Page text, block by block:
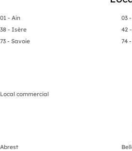
01 - Ain 03
38 - Isère
42
73 - Savoie
74
Local commercial
Abrest